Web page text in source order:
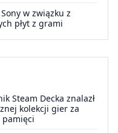
w związku z
płyt z grami
Steam Decka znalazł
kolekcji gier za
pamięci